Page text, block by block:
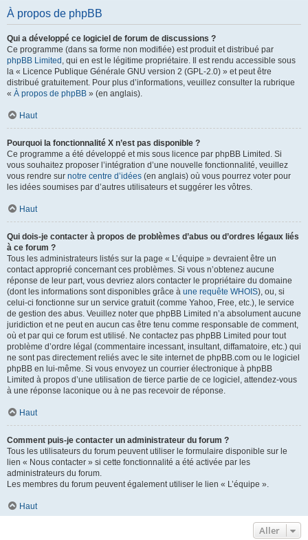
À propos de phpBB
Qui a développé ce logiciel de forum de discussions ?
Ce programme (dans sa forme non modifiée) est produit et distribué par
phpBB Limited , qui en est le légitime propriétaire. Il est rendu accessible sous
la « Licence Publique Générale GNU version 2 (GPL-2.0) » et peut être
distribué gratuitement. Pour plus d’informations, veuillez consulter la rubrique
« À propos de phpBB » (en anglais).
Haut
Pourquoi la fonctionnalité X n’est pas disponible ?
Ce programme a été développé et mis sous licence par phpBB Limited. Si
vous souhaitez proposer l’intégration d’une nouvelle fonctionnalité, veuillez
vous rendre sur notre centre d’idées (en anglais) où vous pourrez voter pour
les idées soumises par d’autres utilisateurs et suggérer les vôtres.
Haut
Qui dois-je contacter à propos de problèmes d’abus ou d’ordres légaux liés
à ce forum ?
Tous les administrateurs listés sur la page « L’équipe » devraient être un
contact approprié concernant ces problèmes. Si vous n’obtenez aucune
réponse de leur part, vous devriez alors contacter le propriétaire du domaine
(dont les informations sont disponibles grâce à une requête WHOIS), ou, si
celui-ci fonctionne sur un service gratuit (comme Yahoo, Free, etc.), le service
de gestion des abus. Veuillez noter que phpBB Limited n’a absolument aucune
juridiction et ne peut en aucun cas être tenu comme responsable de comment,
où et par qui ce forum est utilisé. Ne contactez pas phpBB Limited pour tout
problème d’ordre légal (commentaire incessant, insultant, diffamatoire, etc.) qui
ne sont pas directement reliés avec le site internet de phpBB.com ou le logiciel
phpBB en lui-même. Si vous envoyez un courrier électronique à phpBB
Limited à propos d’une utilisation de tierce partie de ce logiciel, attendez-vous
à une réponse laconique ou à ne pas recevoir de réponse.
Haut
Comment puis-je contacter un administrateur du forum ?
Tous les utilisateurs du forum peuvent utiliser le formulaire disponible sur le
lien « Nous contacter » si cette fonctionnalité a été activée par les
administrateurs du forum.
Les membres du forum peuvent également utiliser le lien « L’équipe ».
Haut
Aller